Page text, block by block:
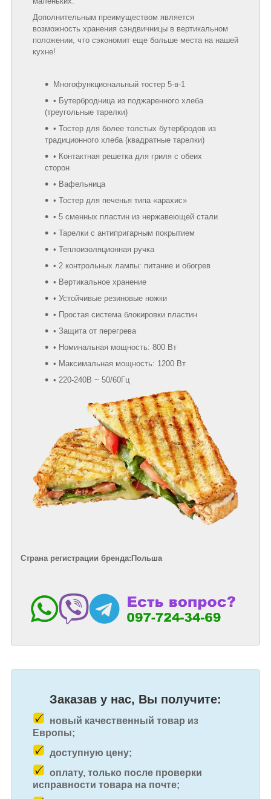
Дополнительным преимуществом является
возможность хранения сэндвичницы в вертикальном
положении, что сэкономит еще больше места на нашей
кухне!
Многофункциональный тостер 5-в-1
• Бутербродница из поджаренного хлеба
(треугольные тарелки)
• Тостер для более толстых бутербродов из
традиционного хлеба (квадратные тарелки)
• Контактная решетка для гриля с обеих
сторон
• Вафельница
• Тостер для печенья типа «арахис»
• 5 сменных пластин из нержавеющей стали
• Тарелки с антипригарным покрытием
• Теплоизоляционная ручка
• 2 контрольных лампы: питание и обогрев
• Вертикальное хранение
• Устойчивые резиновые ножки
• Простая система блокировки пластин
• Защита от перегрева
• Номинальная мощность: 800 Вт
• Максимальная мощность: 1200 Вт
• 220-240В ~ 50/60Гц
Страна регистрации бренда:Польша
Заказав у нас, Вы получите:
новый качественный товар из
Европы;
доступную цену;
оплату, только после проверки
исправности товара на почте;